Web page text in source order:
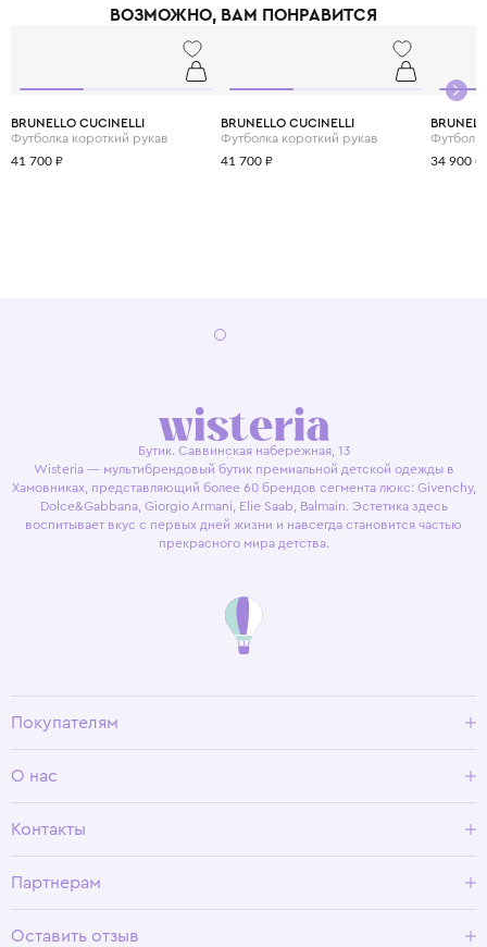
ВОЗМОЖНО, ВАМ ПОНРАВИТСЯ
BRUNELLO CUCINELLI
Футболка короткий рукав
41 700 ₽
BRUNELLO CUCINELLI
Футболка короткий рукав
41 700 ₽ 34 900 ₽
Бутик. Саввинская набережная, 13
Wisteria — мультибрендовый бутик премиальной детской одежды в
Хамовниках, представляющий более 60 брендов сегмента люкс: Givenchy,
Dolce&Gabbana, Giorgio Armani, Elie Saab, Balmain. Эстетика здесь
воспитывает вкус с первых дней жизни и навсегда становится частью
прекрасного мира детства.
Покупателям
Условия возврата
О нас
Программа лояльности
Контакты
Партнерам
Оставить отзыв